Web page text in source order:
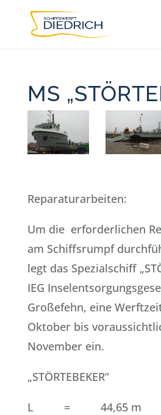
MS
Reparaturarbeiten:
Um die erforderlichen
am Schiffsrumpf
legt das Spezialschiff
IEG
Großefehn, eine
Oktober bis
November ein.
„STÖRTEBEKER“
L = 44,65 m